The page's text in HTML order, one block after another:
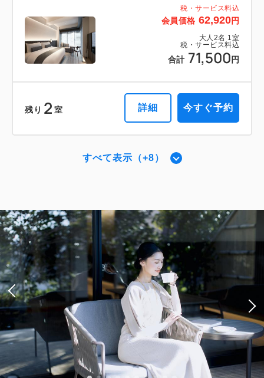
税・サービス料込
会員価格 62,920円
大人 2名 1室
税・サービス料込
合計 71,500 円
残り 2 室 詳細 今すぐ予約
税・サービス料込
会員価格 65,780円
大人 名
税・サービス料込
合計 74,750円
キングサイズ / 幅181-210cm×1
Wi-Fiあり（無料）
残り1室 詳細 今すぐ予約
すべて表示（+8）